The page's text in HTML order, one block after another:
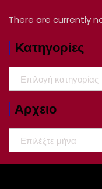
There are currently
Kατηγορίες
Αρχειο